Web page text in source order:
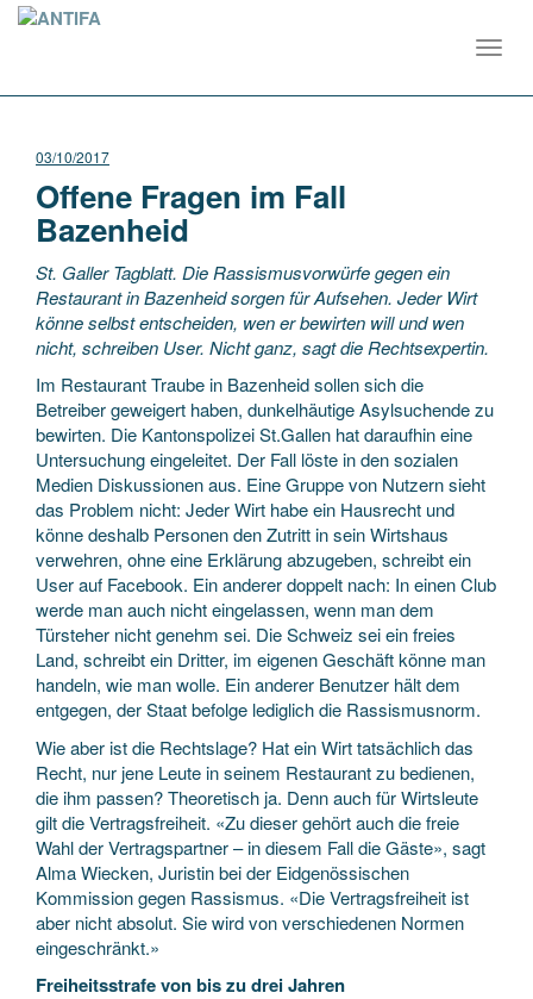
03/10/2017
Offene Fragen im Fall
Bazenheid
St. Galler Tagblatt. Die Rassismusvorwürfe gegen ein
Restaurant in Bazenheid sorgen für Aufsehen. Jeder Wirt
könne selbst entscheiden, wen er bewirten will und wen
nicht, schreiben User. Nicht ganz, sagt die Rechtsexpertin.
Im Restaurant Traube in Bazenheid sollen sich die
Betreiber geweigert haben, dunkelhäutige Asylsuchende zu
bewirten. Die Kantonspolizei St.Gallen hat daraufhin eine
Untersuchung eingeleitet. Der Fall löste in den sozialen
Medien Diskussionen aus. Eine Gruppe von Nutzern sieht
das Problem nicht: Jeder Wirt habe ein Hausrecht und
könne deshalb Personen den Zutritt in sein Wirtshaus
verwehren, ohne eine Erklärung abzugeben, schreibt ein
User auf Facebook. Ein anderer doppelt nach: In einen Club
werde man auch nicht eingelassen, wenn man dem
Türsteher nicht genehm sei. Die Schweiz sei ein freies
Land, schreibt ein Dritter, im eigenen Geschäft könne man
handeln, wie man wolle. Ein anderer Benutzer hält dem
entgegen, der Staat befolge lediglich die Rassismusnorm.
Wie aber ist die Rechtslage? Hat ein Wirt tatsächlich das
Recht, nur jene Leute in seinem Restaurant zu bedienen,
die ihm passen? Theoretisch ja. Denn auch für Wirtsleute
gilt die Vertragsfreiheit. «Zu dieser gehört auch die freie
Wahl der Vertragspartner – in diesem Fall die Gäste», sagt
Alma Wiecken, Juristin bei der Eidgenössischen
Kommission gegen Rassismus. «Die Vertragsfreiheit ist
aber nicht absolut. Sie wird von verschiedenen Normen
eingeschränkt.»
Freiheitsstrafe von bis zu drei Jahren